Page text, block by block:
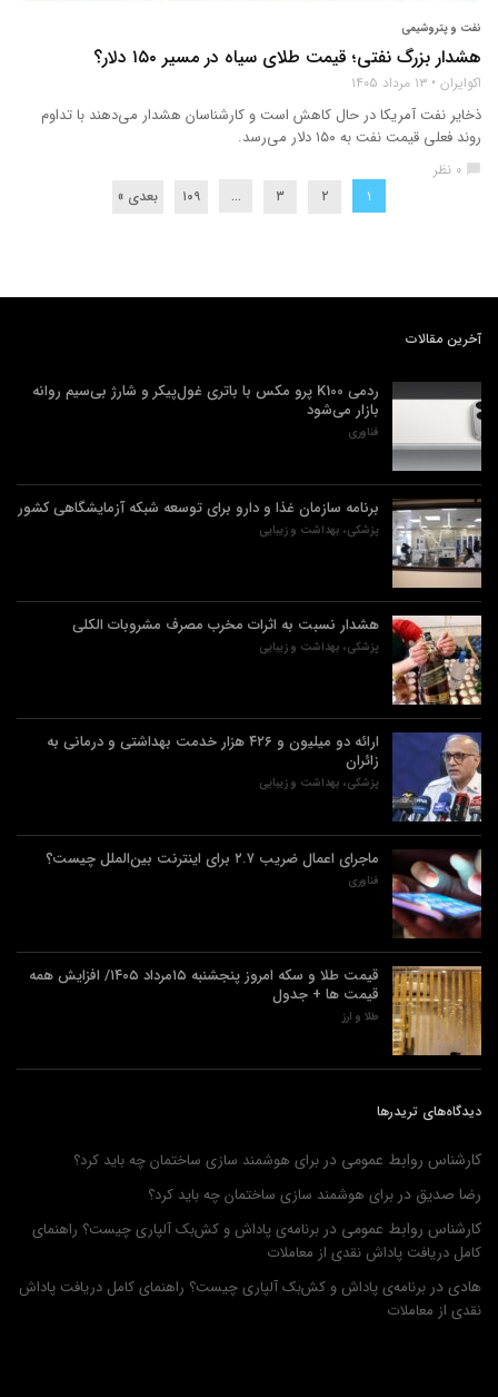
نفت و پتروشیمی
هشدار بزرگ نفتی؛ قیمت طلای سیاه در مسیر ۱۵۰ دلار؟
اکوایران ۱۳ مرداد ۱۴۰۵
ذخایر نفت آمریکا در حال کاهش است و کارشناسان هشدار می‌دهند با تداوم
روند فعلی قیمت نفت به ۱۵۰ دلار می‌رسد.
chat_bubble ۰ نظر
۱ ۲ ۳ … ۱۰۹ بعدی »
آخرین مقالات
ردمی K100 پرو مکس با باتری غول‌پیکر و شارژ بی‌سیم روانه
بازار می‌شود
فناوری
برنامه سازمان غذا و دارو برای توسعه شبکه آزمایشگاهی کشور
پزشکی، بهداشت و زیبایی
هشدار نسبت به اثرات مخرب مصرف مشروبات الکلی
پزشکی، بهداشت و زیبایی
ارائه دو میلیون و ۴۲۶ هزار خدمت بهداشتی و درمانی به
زائران
پزشکی، بهداشت و زیبایی
ماجرای اعمال ضریب ۲.۷ برای اینترنت بین‌الملل چیست؟
فناوری
قیمت طلا و سکه امروز پنجشنبه ۱۵مرداد ۱۴۰۵/ افزایش همه
قیمت ها + جدول
طلا و ارز
دیدگاه‌های تریدرها
کارشناس روابط عمومی در برای هوشمند سازی ساختمان چه باید کرد؟
رضا صدیق در برای هوشمند سازی ساختمان چه باید کرد؟
کارشناس روابط عمومی در برنامه‌ی پاداش و کش‌بک آلپاری چیست؟ راهنمای
کامل دریافت پاداش نقدی از معاملات
هادی در برنامه‌ی پاداش و کش‌بک آلپاری چیست؟ راهنمای کامل دریافت پاداش
نقدی از معاملات